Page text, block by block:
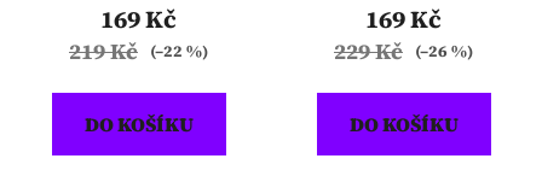
169 Kč
219 Kč (–22 %)
DO KOŠÍKU
169 Kč
229 Kč (–26 %)
DO KOŠÍKU